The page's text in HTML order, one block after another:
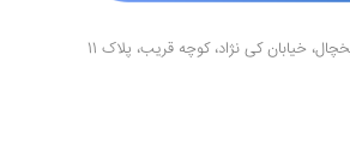
خیابان کی نژاد، کوچه قریب، پلاک 11